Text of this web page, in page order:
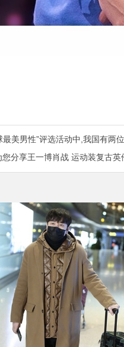
美男性”评选活动中,我国有
分享王一博肖战 运动装复古英